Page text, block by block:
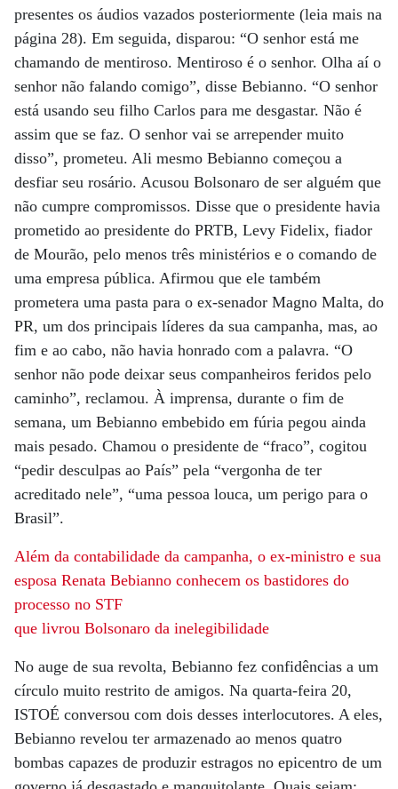
presentes os áudios vazados posteriormente (leia mais na
página 28). Em seguida, disparou: “O senhor está me
chamando de mentiroso. Mentiroso é o senhor. Olha aí o
senhor não falando comigo”, disse Bebianno. “O senhor
está usando seu filho Carlos para me desgastar. Não é
assim que se faz. O senhor vai se arrepender muito
disso”, prometeu. Ali mesmo Bebianno começou a
desfiar seu rosário. Acusou Bolsonaro de ser alguém que
não cumpre compromissos. Disse que o presidente havia
prometido ao presidente do PRTB, Levy Fidelix, fiador
de Mourão, pelo menos três ministérios e o comando de
uma empresa pública. Afirmou que ele também
prometera uma pasta para o ex-senador Magno Malta, do
PR, um dos principais líderes da sua campanha, mas, ao
fim e ao cabo, não havia honrado com a palavra. “O
senhor não pode deixar seus companheiros feridos pelo
caminho”, reclamou. À imprensa, durante o fim de
semana, um Bebianno embebido em fúria pegou ainda
mais pesado. Chamou o presidente de “fraco”, cogitou
“pedir desculpas ao País” pela “vergonha de ter
acreditado nele”, “uma pessoa louca, um perigo para o
Brasil”.
Além da contabilidade da campanha, o ex-ministro e sua
esposa Renata Bebianno conhecem os bastidores do
processo no STF
que livrou Bolsonaro da inelegibilidade
No auge de sua revolta, Bebianno fez confidências a um
círculo muito restrito de amigos. Na quarta-feira 20,
ISTOÉ conversou com dois desses interlocutores. A eles,
Bebianno revelou ter armazenado ao menos quatro
bombas capazes de produzir estragos no epicentro de um